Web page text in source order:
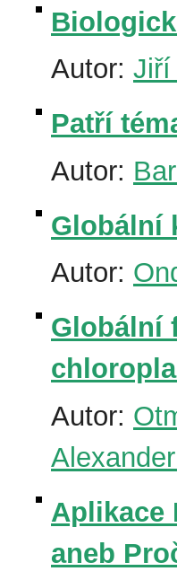
Autor: Jiří
Patří
Autor:
Globální
Autor:
Globální
Autor:
Aplikace
aneb